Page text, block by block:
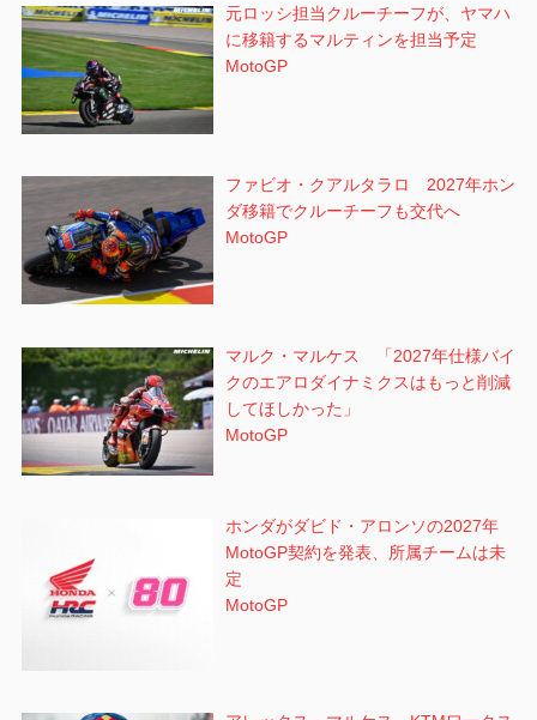
元ロッシ担当クルーチーフが、ヤマハ
に移籍するマルティンを担当予定
MotoGP
ファビオ・クアルタラロ 2027年ホン
ダ移籍でクルーチーフも交代へ
MotoGP
マルク・マルケス 「2027年仕様バイ
クのエアロダイナミクスはもっと削減
してほしかった」
MotoGP
ホンダがダビド・アロンソの2027年
MotoGP契約を発表、所属チームは未
定
MotoGP